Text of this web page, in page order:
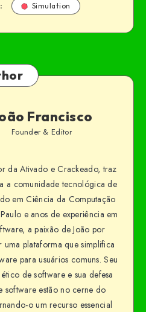
Simulation
Francisco
Founder & Editor
da Ativado e Crackeado, traz
a comunidade tecnológica de
em Ciência da Computação
e anos de experiência em
a paixão de João por
plataforma que simplifica
para usuários comuns. Seu
de software e sua defesa
software estão no cerne do
o um recurso essencial